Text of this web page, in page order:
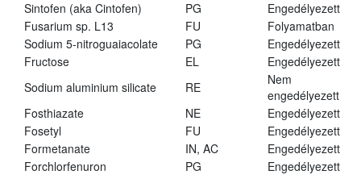
Sintofen (aka Cintofen)
PG
Engedélyezett
Fusarium sp. L13
FU
Folyamatban
Sodium 5-nitroguaiacolate
PG
Engedélyezett
Fructose
EL
Engedélyezett
Sodium aluminium silicate
RE
Nem
engedélyezett
Fosthiazate
NE
Engedélyezett
Fosetyl
FU
Engedélyezett
Formetanate
IN, AC
Engedélyezett
Forchlorfenuron
PG
Engedélyezett